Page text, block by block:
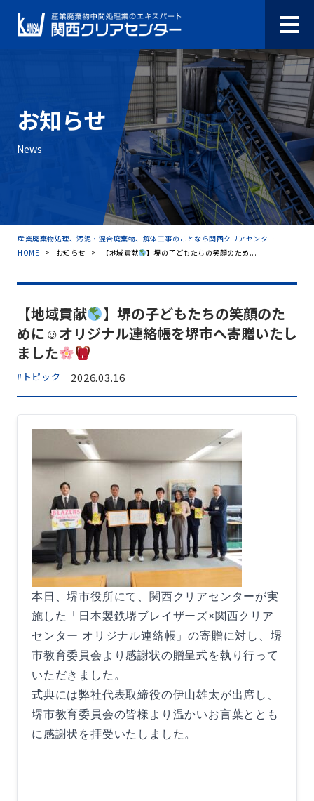
お知らせ
News
産業廃棄物処理、汚泥・混合廃棄物、解体工事のことなら関西クリアセンター
HOME > お知らせ > 【地域貢献 】堺の子どもたちの笑顔のため...
【地域貢献
】堺の子どもたちの笑顔のた
めに☺オリジナル連絡帳を堺市へ寄贈いたし
ました
#トピック 2026.03.16
本日、堺市役所にて、関西クリアセンターが実
施した「日本製鉄堺ブレイザーズ×関西クリア
センター オリジナル連絡帳」の寄贈に対し、堺
市教育委員会より感謝状の贈呈式を執り行って
いただきました。
式典には弊社代表取締役の伊山雄太が出席し、
堺市教育委員会の皆様より温かいお言葉ととも
に感謝状を拝受いたしました。